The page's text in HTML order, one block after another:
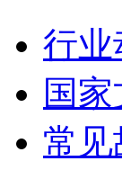
行业
国
常见